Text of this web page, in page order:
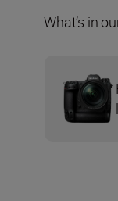
What’s in